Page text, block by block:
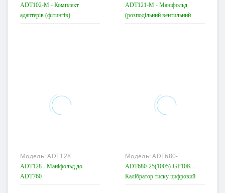
ADT102-M - Комплект
адаптерів (фітингів)
ADT121-M - Маніфольд
(розподільний вентильний
Модель:ADT128
ADT128 - Маніфольд до
ADT760
Модель:ADT680-
25(10,05)-GP10K
ADT680-25(1005)-GP10K -
Калібратор тиску цифровий